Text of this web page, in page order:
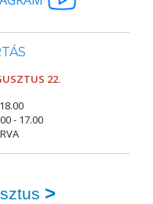
22.
- 17.00
>